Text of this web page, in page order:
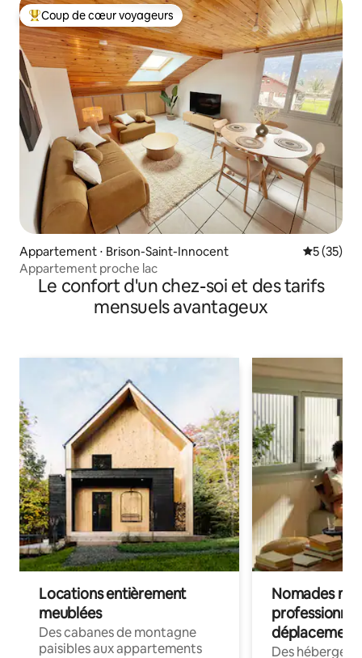
Coups de cœur voyageurs les plus appréciés
Coup de cœur voyageurs
Appartement ⋅ Brison-Saint-Innocent
5 (35)
Appartement proche lac
Le confort d'un chez-soi et des tarifs
mensuels avantageux
Locations entièrement
meublées
Des cabanes de montagne
paisibles aux appartements
Nomades
déplacement
Des